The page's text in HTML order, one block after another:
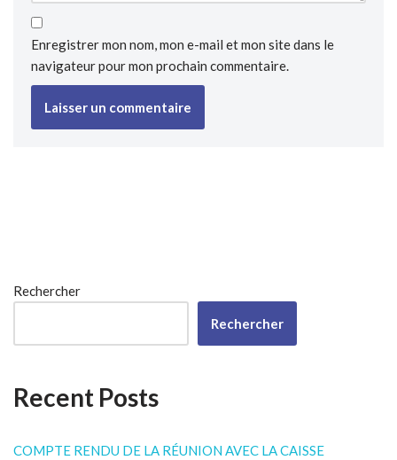
Enregistrer mon nom, mon e-mail et mon site dans le
navigateur pour mon prochain commentaire.
Rechercher
Rechercher
Recent Posts
COMPTE RENDU DE LA RÉUNION AVEC LA CAISSE